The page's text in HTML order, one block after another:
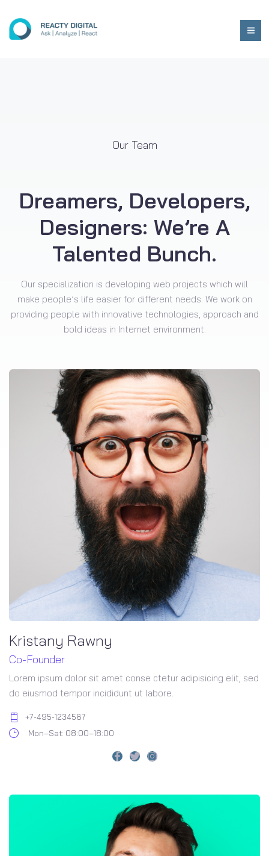
Our Team
Dreamers, Developers,
Designers: We’re A
Talented Bunch.
Our specialization is developing web projects which will
make people’s life easier for different needs. We work on
providing people with innovative technologies, approach and
bold ideas in Internet environment.
Kristany Rawny
Co-Founder
Lorem ipsum dolor sit amet conse ctetur adipisicing elit, sed
do eiusmod tempor incididunt ut labore.
+7-495-1234567
Mon–Sat: 08:00–18:00